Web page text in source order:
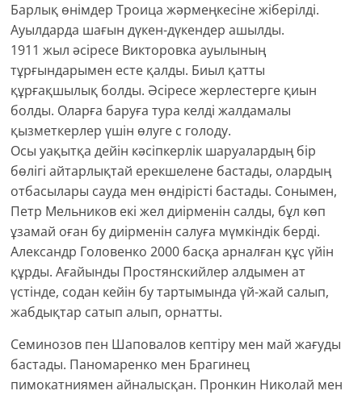
Барлық өнімдер Троица жәрмеңкесіне жіберілді.
Ауылдарда шағын дүкен-дүкендер ашылды.
1911 жыл әсіресе Викторовка ауылының
тұрғындарымен есте қалды. Биыл қатты
құрғақшылық болды. Әсіресе жерлестерге қиын
болды. Оларға баруға тура келді жалдамалы
қызметкерлер үшін өлуге с голоду.
Осы уақытқа дейін кәсіпкерлік шаруалардың бір
бөлігі айтарлықтай ерекшелене бастады, олардың
отбасылары сауда мен өндірісті бастады. Сонымен,
Петр Мельников екі жел диірменін салды, бұл көп
ұзамай оған бу диірменін салуға мүмкіндік берді.
Александр Головенко 2000 басқа арналған құс үйін
құрды. Ағайынды Простянскийлер алдымен ат
үстінде, содан кейін бу тартымында үй-жай салып,
жабдықтар сатып алып, орнатты.
Семинозов пен Шаповалов кептіру мен май жағуды
бастады. Паномаренко мен Брагинец
пимокатниямен айналысқан. Пронкин Николай мен